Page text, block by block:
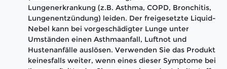
Lungenerkrankung (z.B. Asthma, COPD, Bronchitis,
Lungenentzündung) leiden. Der freigesetzte Liquid-
Nebel kann bei vorgeschädigter Lunge unter
Umständen einen Asthmaanfall, Luftnot und
Hustenanfälle auslösen. Verwenden Sie das Produkt
keinesfalls weiter, wenn eines dieser Symptome bei